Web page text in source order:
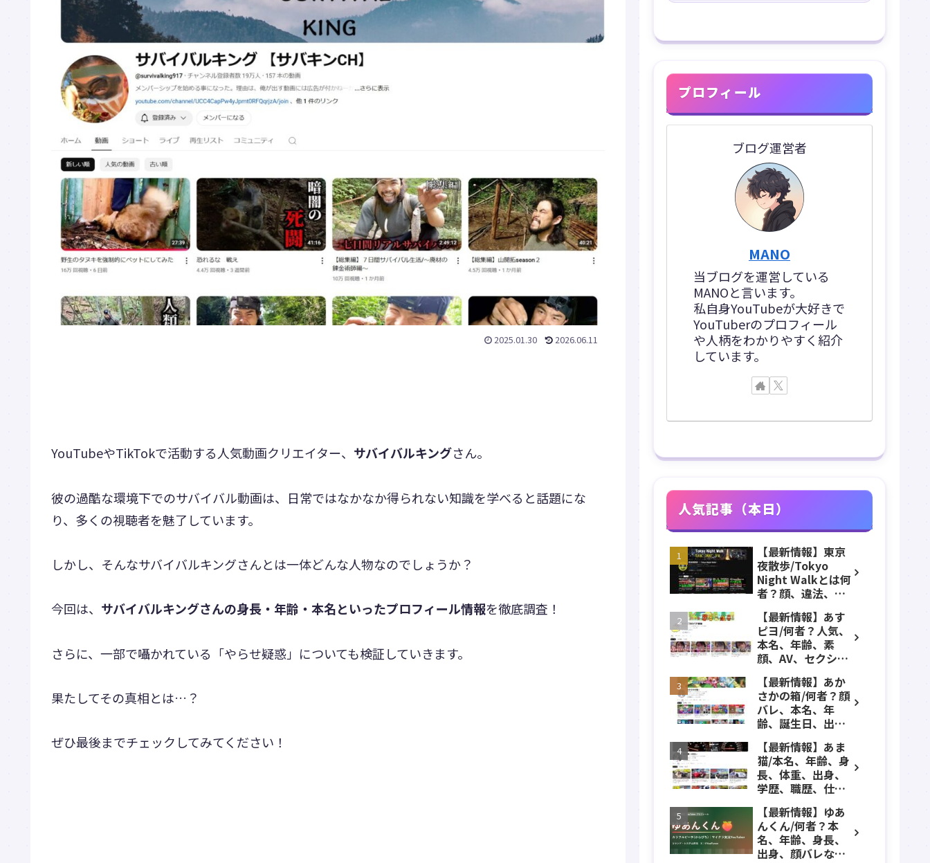
2025.01.30 2026.06.11
YouTubeやTikTokで活動する人気動画クリエイター、 サバイバルキングさん。
彼の過酷な環境下でのサバイバル動画は、日常ではなかなか得られない知識を学べると話題にな
り、多くの視聴者を魅了しています。
しかし、そんなサバイバルキングさんとは一体どんな人物なのでしょうか？
今回は、 サバイバルキングさんの身長・年齢・本名といったプロフィール情報を徹底調査！
さらに、一部で囁かれている「やらせ疑惑」についても検証していきます。
果たしてその真相とは…？
ぜひ最後までチェックしてみてください！
プロフィール
ブログ運営者
MANO
当ブログを運営している
MANOと言います。
私自身YouTubeが大好きで
YouTuberのプロフィール
や人柄をわかりやすく紹介
しています。
人気記事（本日）
【最新情報】東京
夜散歩/Tokyo
Night Walkとは何
者？顔、違法、逮
久保公園、本名、
年齢、誕生日、職
業、かわいい、彼
女などのプロフィ
ール、YouTubeチ
ャンネル紹介！
【最新情報】あす
ピヨ/何者？人気、
本名、年齢、素
顔、AV、セクシ
る、身長、出身、
学歴、経歴、仕事
のプロフィール、
YouTubeチャンネ
ル紹介！
【最新情報】あか
さかの箱/何者？顔
バレ、本名、年
齢、誕生日、出
ト、マイクラ、あ
つ森、グッズなど
のプロフィール、
YouTubeチャンネ
ル紹介！
【最新情報】あま
猫/本名、年齢、身
長、体重、出身、
学歴、職歴、仕
氏、素顔などのプ
ロフィール、チャ
ンネル紹介！
【最新情報】ゆあ
んくん/何者？本
名、年齢、身長、
出身、顔バレなど